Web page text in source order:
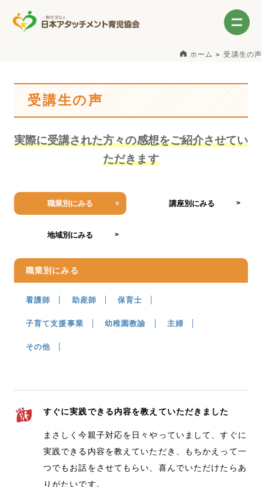
ホーム 受講生の声
受講生の声
実際に受講された方々の感想をご紹介させてい
ただきます
職業別にみる 講座別にみる
地域別にみる
職業別にみる
看護師 助産師 保育士
子育て支援事業 幼稚園教諭 主婦
その他
すぐに実践できる内容を教えていただきました
まさしく今親子対応を日々やっていまして、すぐに
実践できる内容を教えていただき、もちかえって一
つでもお話をさせてもらい、喜んでいただけたらあ
りがたいです。